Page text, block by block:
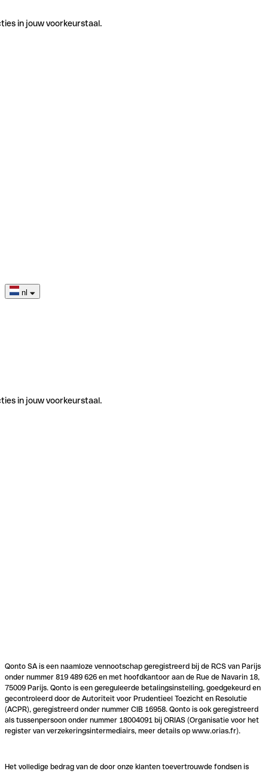
in jouw voorkeurstaal.
nl
in jouw voorkeurstaal.
Qonto SA is een naamloze vennootschap geregistreerd bij de RCS van Parijs
onder nummer 819 489 626 en met hoofdkantoor aan de Rue de Navarin 18,
75009 Parijs. Qonto is een gereguleerde betalingsinstelling, goedgekeurd en
gecontroleerd door de Autoriteit voor Prudentieel Toezicht en Resolutie
(ACPR), geregistreerd onder nummer CIB 16958. Qonto is ook geregistreerd
als tussenpersoon onder nummer 18004091 bij ORIAS (Organisatie voor het
register van verzekeringsintermediairs, meer details op www.orias.fr).
Het volledige bedrag van de door onze klanten toevertrouwde fondsen is